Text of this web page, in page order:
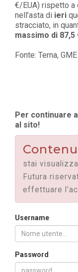
€/EUA) rispetto a
nell’asta di ieri
stracciato, in
massimo di 87,5
Fonte: Terna,
Per continuare
al sito!
stai
Futura
effettuare
Username
Password